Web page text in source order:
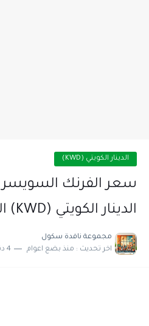
الدينار الكويتي (KWD)
الدينار الكويتي (KWD) اليوم لحظة بلحظة
مجموعة نافدة سكول
اخر تحديث : منذ بضع اعوام 4 دقائق للقراءة